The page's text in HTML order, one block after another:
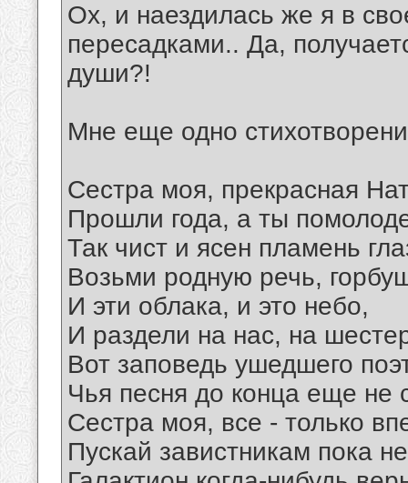
Ох, и наездилась же я в
пересадками.. Да,
души?!
Мне еще одно
Сестра моя, прекрасная
Прошли года, а ты
Так чист и ясен пламень
Возьми родную речь,
И эти облака, и это небо,
И раздели на нас, на
Вот заповедь ушедшего
Чья песня до конца еще не
Сестра моя, все - только
Пускай завистникам пока